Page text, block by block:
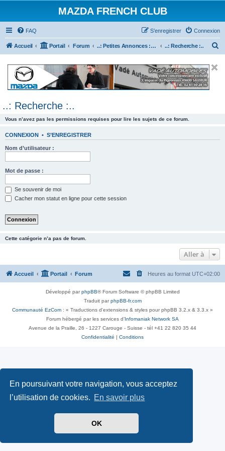
En poursuivant votre navigation, vous acceptez
l’utilisation de cookies. En savoir plus
OK
MAZDA FRENCH CLUB
FAQ Connexion
S’enregistrer
Accueil Portail Forum ..: Petites Annonces :.. (achats / ventes) ..: Recherche :..
e
..: Recherche :..
Vous n’avez pas les permissions requises pour lire les sujets de ce forum.
CONNEXION • S’ENREGISTRER
Nom d’utilisateur :
Mot de passe :
Se souvenir de moi
Cacher mon statut en ligne pour cette session
Cette catégorie n’a pas de forum.
Aller à
Accueil Portail Forum Heures au format UTC+02:00
Développé parphpBB® Forum Software © phpBB Limited
Traduit parphpBB-fr.com
Communauté EzCom : « Traductions d'extensions & styles pour phpBB 3.2.x & 3.3.x »
Forum hébergé par les services d’ Infomaniak Network SA
Avenue de la Praille, 26 - 1227 Carouge - Suisse - tél +41 22 820 35 44
Confidentialité
Conditions